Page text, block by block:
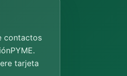
contactos
tarjeta